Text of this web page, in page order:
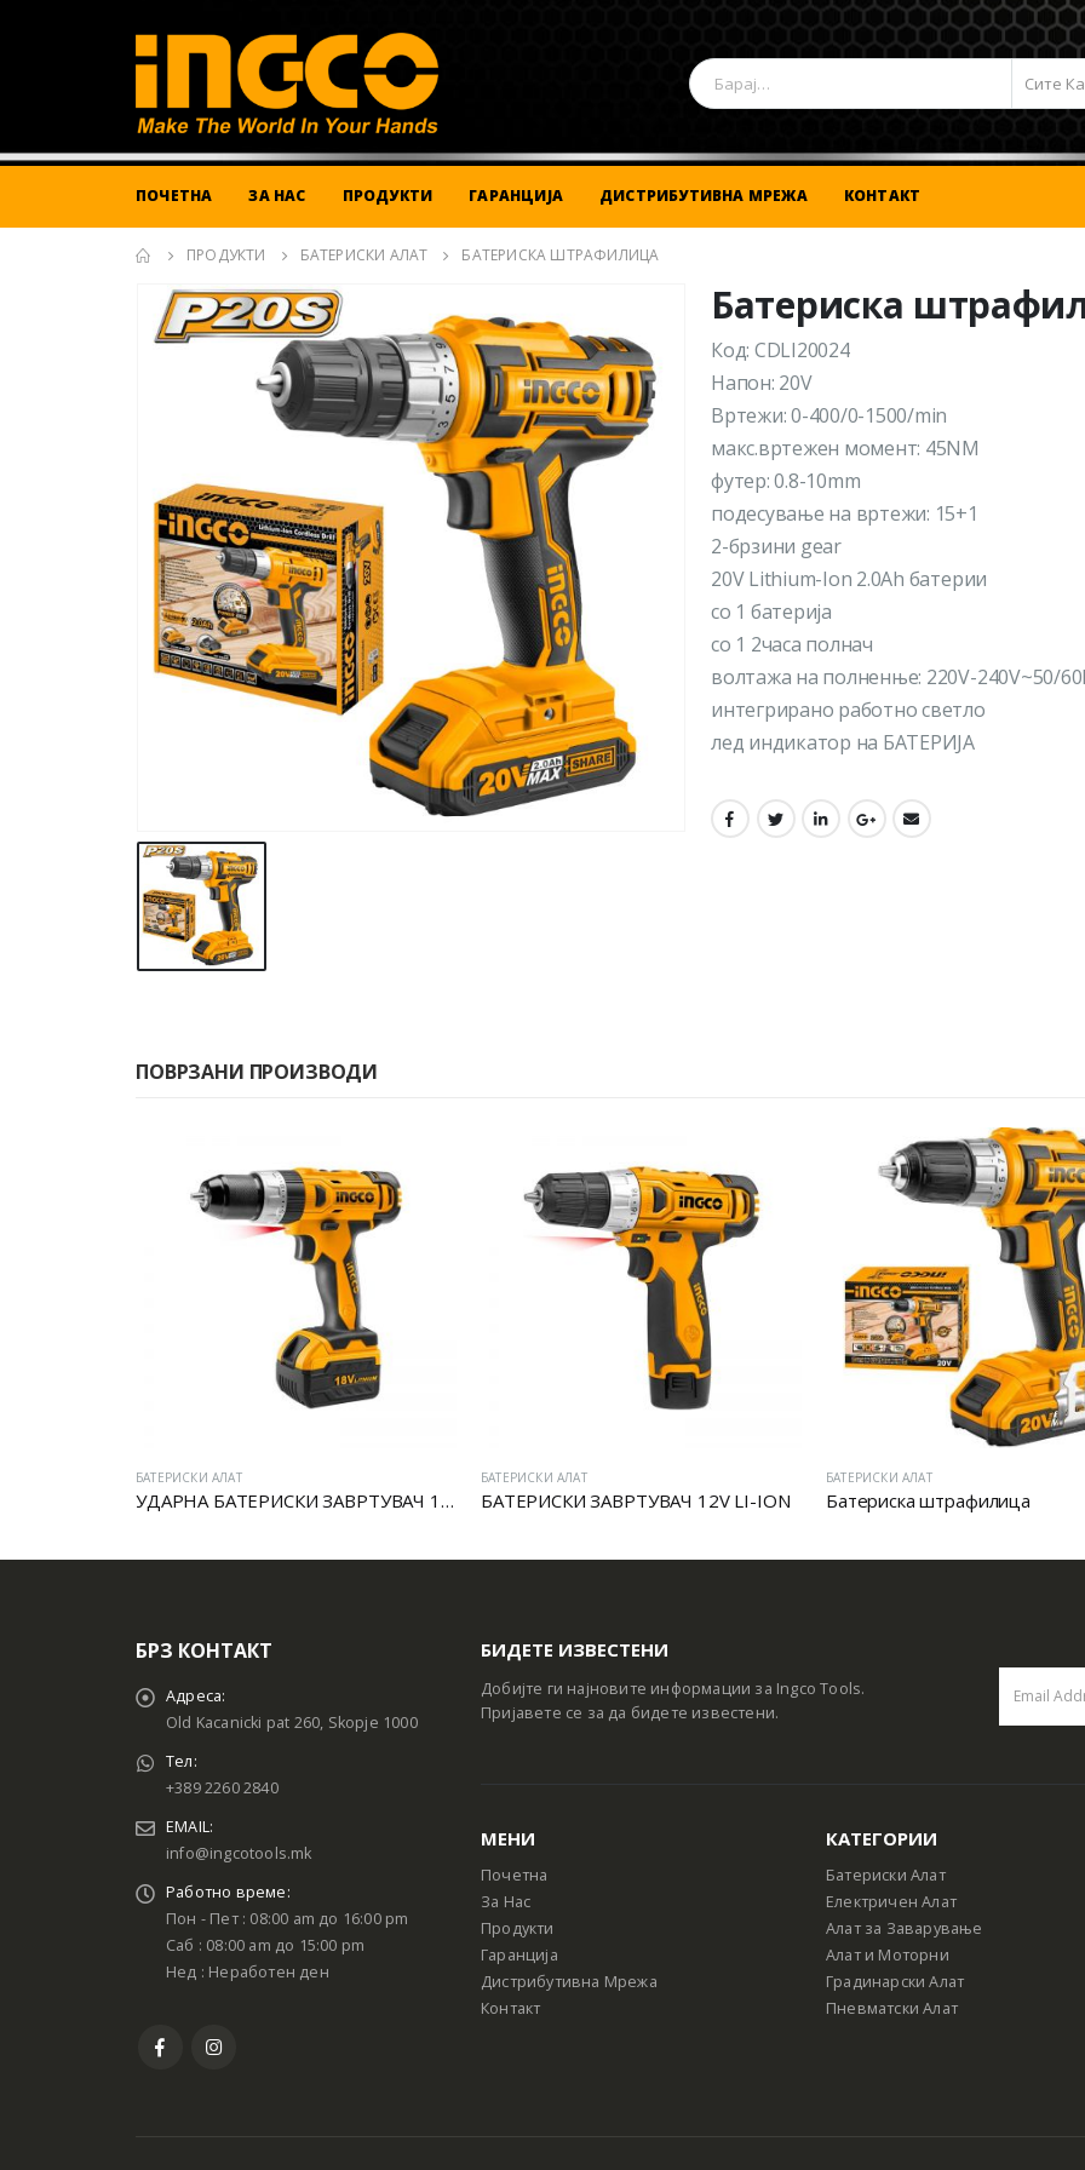
Сите
ПОЧЕТНА ЗА НАС ПРОДУКТИ ГАРАНЦИЈА ДИСТРИБУТИВНА МРЕЖА КОНТАКТ
ПРОДУКТИ БАТЕРИСКИ АЛАТ БАТЕРИСКА ШТРАФИЛИЦА
Батериска
Код: CDLI20024
Напон: 20V
Вртежи: 0-400/0-1500/min
макс.вртежен момент: 45NM
футер: 0.8-10mm
подесување на вртежи: 15+1
2-брзини gear
20V Lithium-Ion 2.0Ah батерии
со 1 батерија
со 1 2часа полнач
волтажа на полненње: 220V-240V~50/
интегрирано работно светло
лед индикатор на БАТЕРИЈА
ПОВРЗАНИ ПРОИЗВОДИ
БАТЕРИСКИ АЛАТ
УДАРНА БАТЕРИСКИ ЗАВРТУВАЧ 18V
БАТЕРИСКИ АЛАТ
БАТЕРИСКИ ЗАВРТУВАЧ 12V LI-ION
БАТЕРИСКИ АЛАТ
Батериска штрафилица
БРЗ КОНТАКТ
Адреса:
Old Kacanicki pat 260, Skopje 1000
Тел:
+389 2260 2840
EMAIL:
info@ingcotools.mk
Работно време:
Пон - Пет : 08:00 am до 16:00 pm
Саб : 08:00 am до 15:00 pm
Нед : Неработен ден
БИДЕТЕ ИЗВЕСТЕНИ
Добијте ги најновите информации за Ingco Tools.
Пријавете се за да бидете известени.
МЕНИ
Почетна
За Нас
Продукти
Гаранција
Дистрибутивна Мрежа
Контакт
КАТЕГОРИИ
Батериски Алат
Електричен Алат
Алат за Заварување
Алат и Моторни
Градинарски Алат
Пневматски Алат